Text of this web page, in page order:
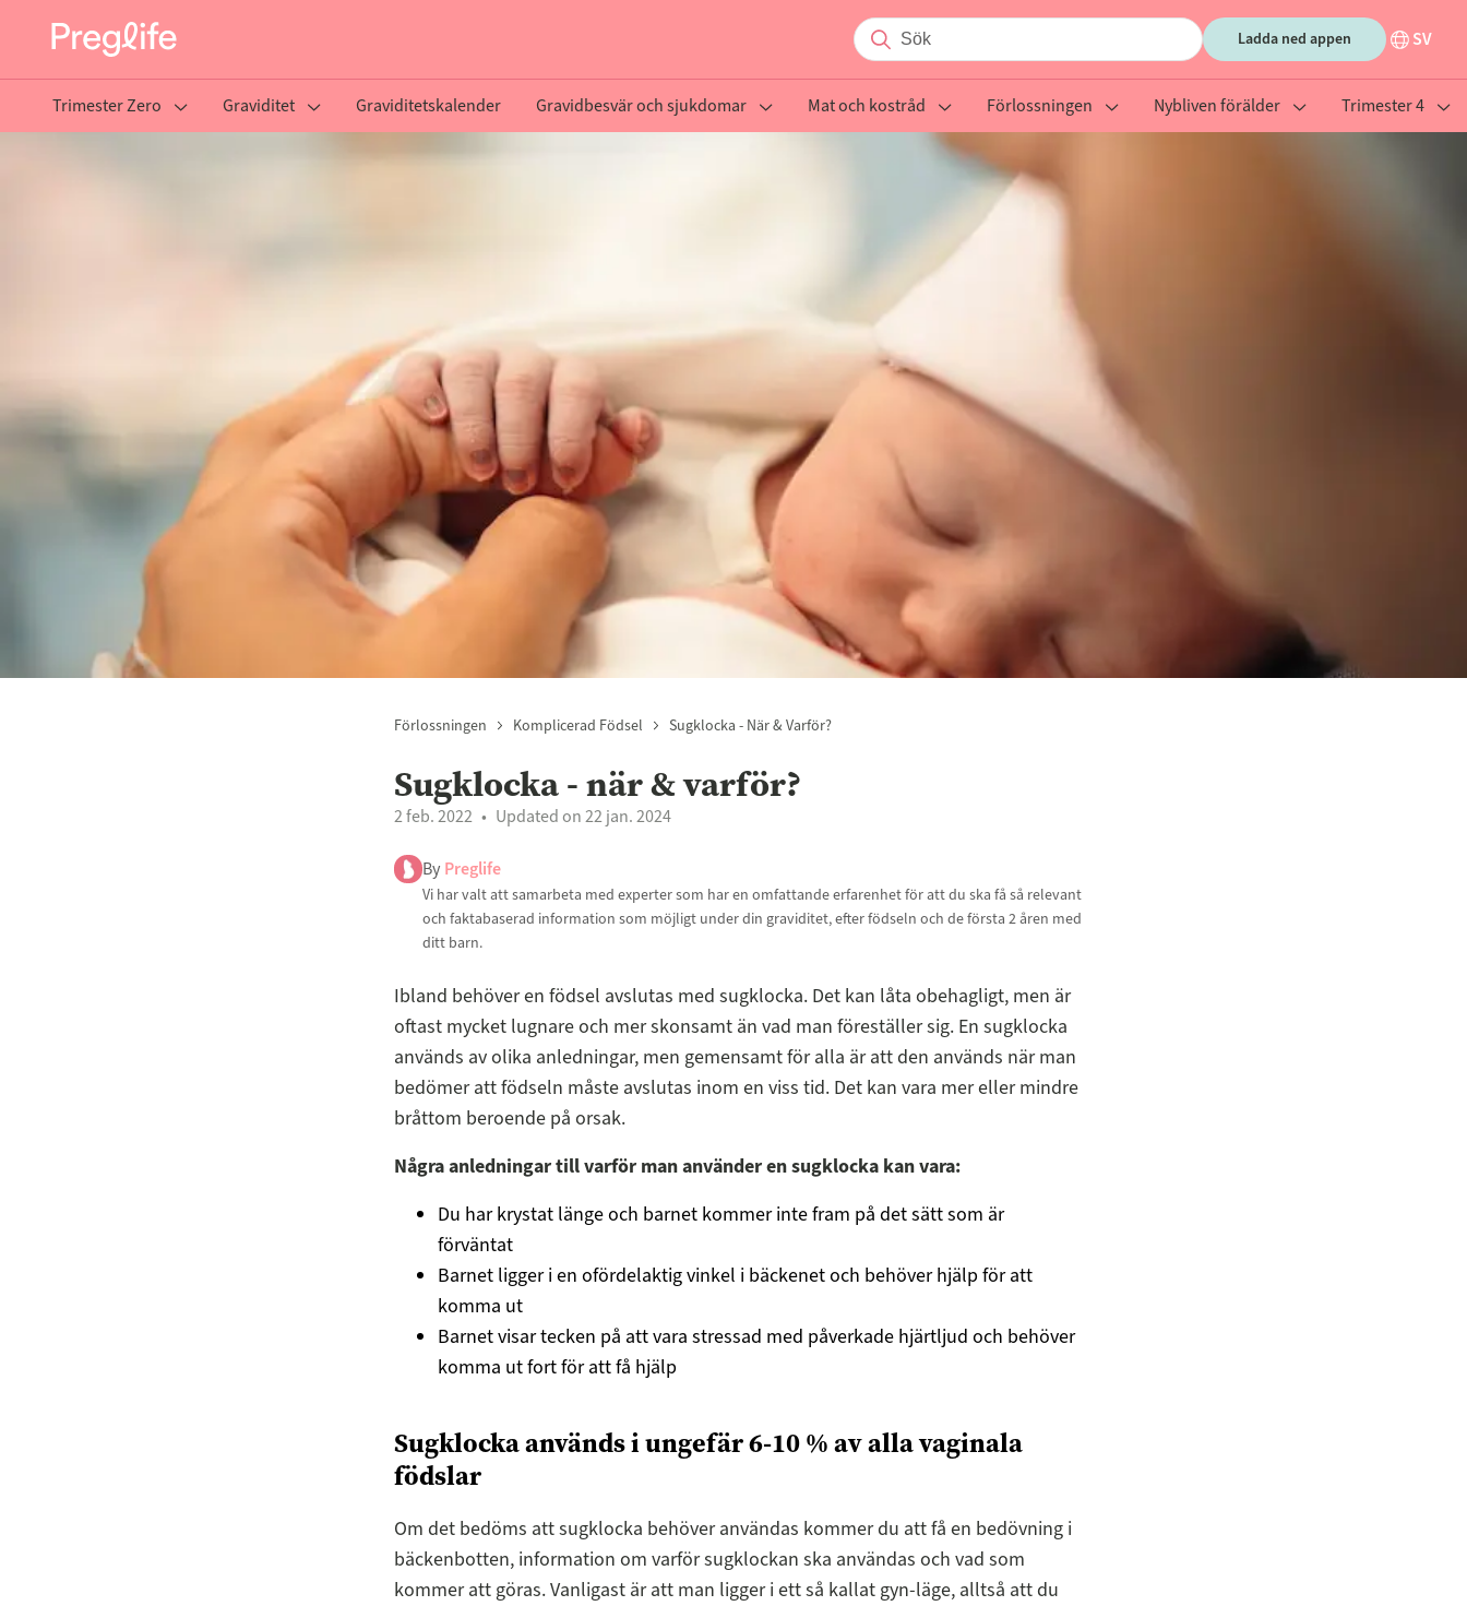
Ladda ned appen SV
Trimester Zero Graviditet Graviditetskalender Gravidbesvär och sjukdomar Mat och kostråd Förlossningen Nybliven förälder Trimester 4
Förlossningen Komplicerad Födsel Sugklocka - När & Varför?
Sugklocka - när & varför?
2 feb. 2022 Updated on 22 jan. 2024
By Preglife
Vi har valt att samarbeta med experter som har en omfattande erfarenhet för att du ska få så relevant
och faktabaserad information som möjligt under din graviditet, efter födseln och de första 2 åren med
ditt barn.
Ibland behöver en födsel avslutas med sugklocka. Det kan låta obehagligt, men är
oftast mycket lugnare och mer skonsamt än vad man föreställer sig. En sugklocka
används av olika anledningar, men gemensamt för alla är att den används när man
bedömer att födseln måste avslutas inom en viss tid. Det kan vara mer eller mindre
bråttom beroende på orsak.
Några anledningar till varför man använder en sugklocka kan vara:
Du har krystat länge och barnet kommer inte fram på det sätt som är
förväntat
Barnet ligger i en ofördelaktig vinkel i bäckenet och behöver hjälp för att
komma ut
Barnet visar tecken på att vara stressad med påverkade hjärtljud och behöver
komma ut fort för att få hjälp
Sugklocka används i ungefär 6-10 % av alla vaginala
födslar
Om det bedöms att sugklocka behöver användas kommer du att få en bedövning i
bäckenbotten, information om varför sugklockan ska användas och vad som
kommer att göras. Vanligast är att man ligger i ett så kallat gyn-läge, alltså att du